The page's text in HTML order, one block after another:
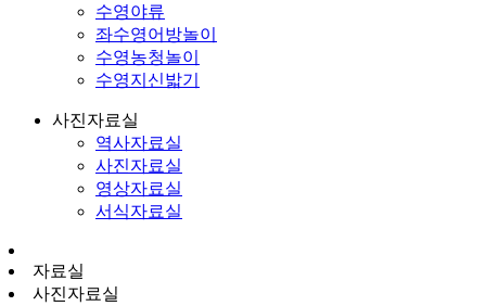
수영야류
좌수영어방놀이
수영농청놀이
수영지신밟기
사진자료실
역사자료실
사진자료실
영상자료실
서식자료실
자료실
사진자료실